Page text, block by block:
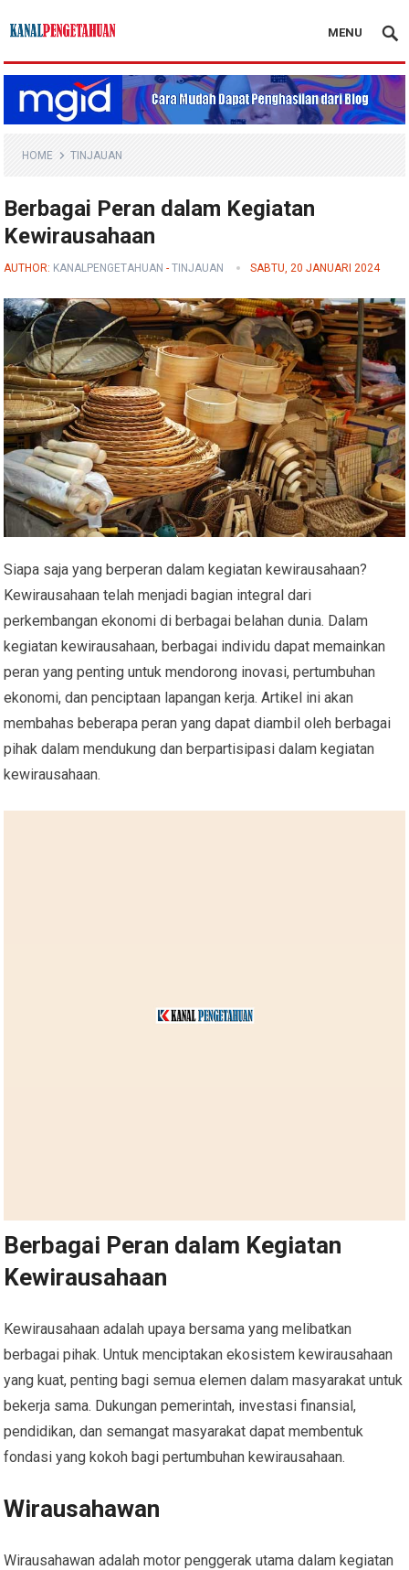
Kanal Pengetahuan
MENU
HOME TINJAUAN
Berbagai Peran dalam Kegiatan
Kewirausahaan
AUTHOR: KANALPENGETAHUAN -TINJAUAN SABTU, 20 JANUARI 2024
Siapa saja yang berperan dalam kegiatan kewirausahaan?
Kewirausahaan telah menjadi bagian integral dari
perkembangan ekonomi di berbagai belahan dunia. Dalam
kegiatan kewirausahaan, berbagai individu dapat memainkan
peran yang penting untuk mendorong inovasi, pertumbuhan
ekonomi, dan penciptaan lapangan kerja. Artikel ini akan
membahas beberapa peran yang dapat diambil oleh berbagai
pihak dalam mendukung dan berpartisipasi dalam kegiatan
kewirausahaan.
Berbagai Peran dalam Kegiatan
Kewirausahaan
Kewirausahaan adalah upaya bersama yang melibatkan
berbagai pihak. Untuk menciptakan ekosistem kewirausahaan
yang kuat, penting bagi semua elemen dalam masyarakat untuk
bekerja sama. Dukungan pemerintah, investasi finansial,
pendidikan, dan semangat masyarakat dapat membentuk
fondasi yang kokoh bagi pertumbuhan kewirausahaan.
Wirausahawan
Wirausahawan adalah motor penggerak utama dalam kegiatan